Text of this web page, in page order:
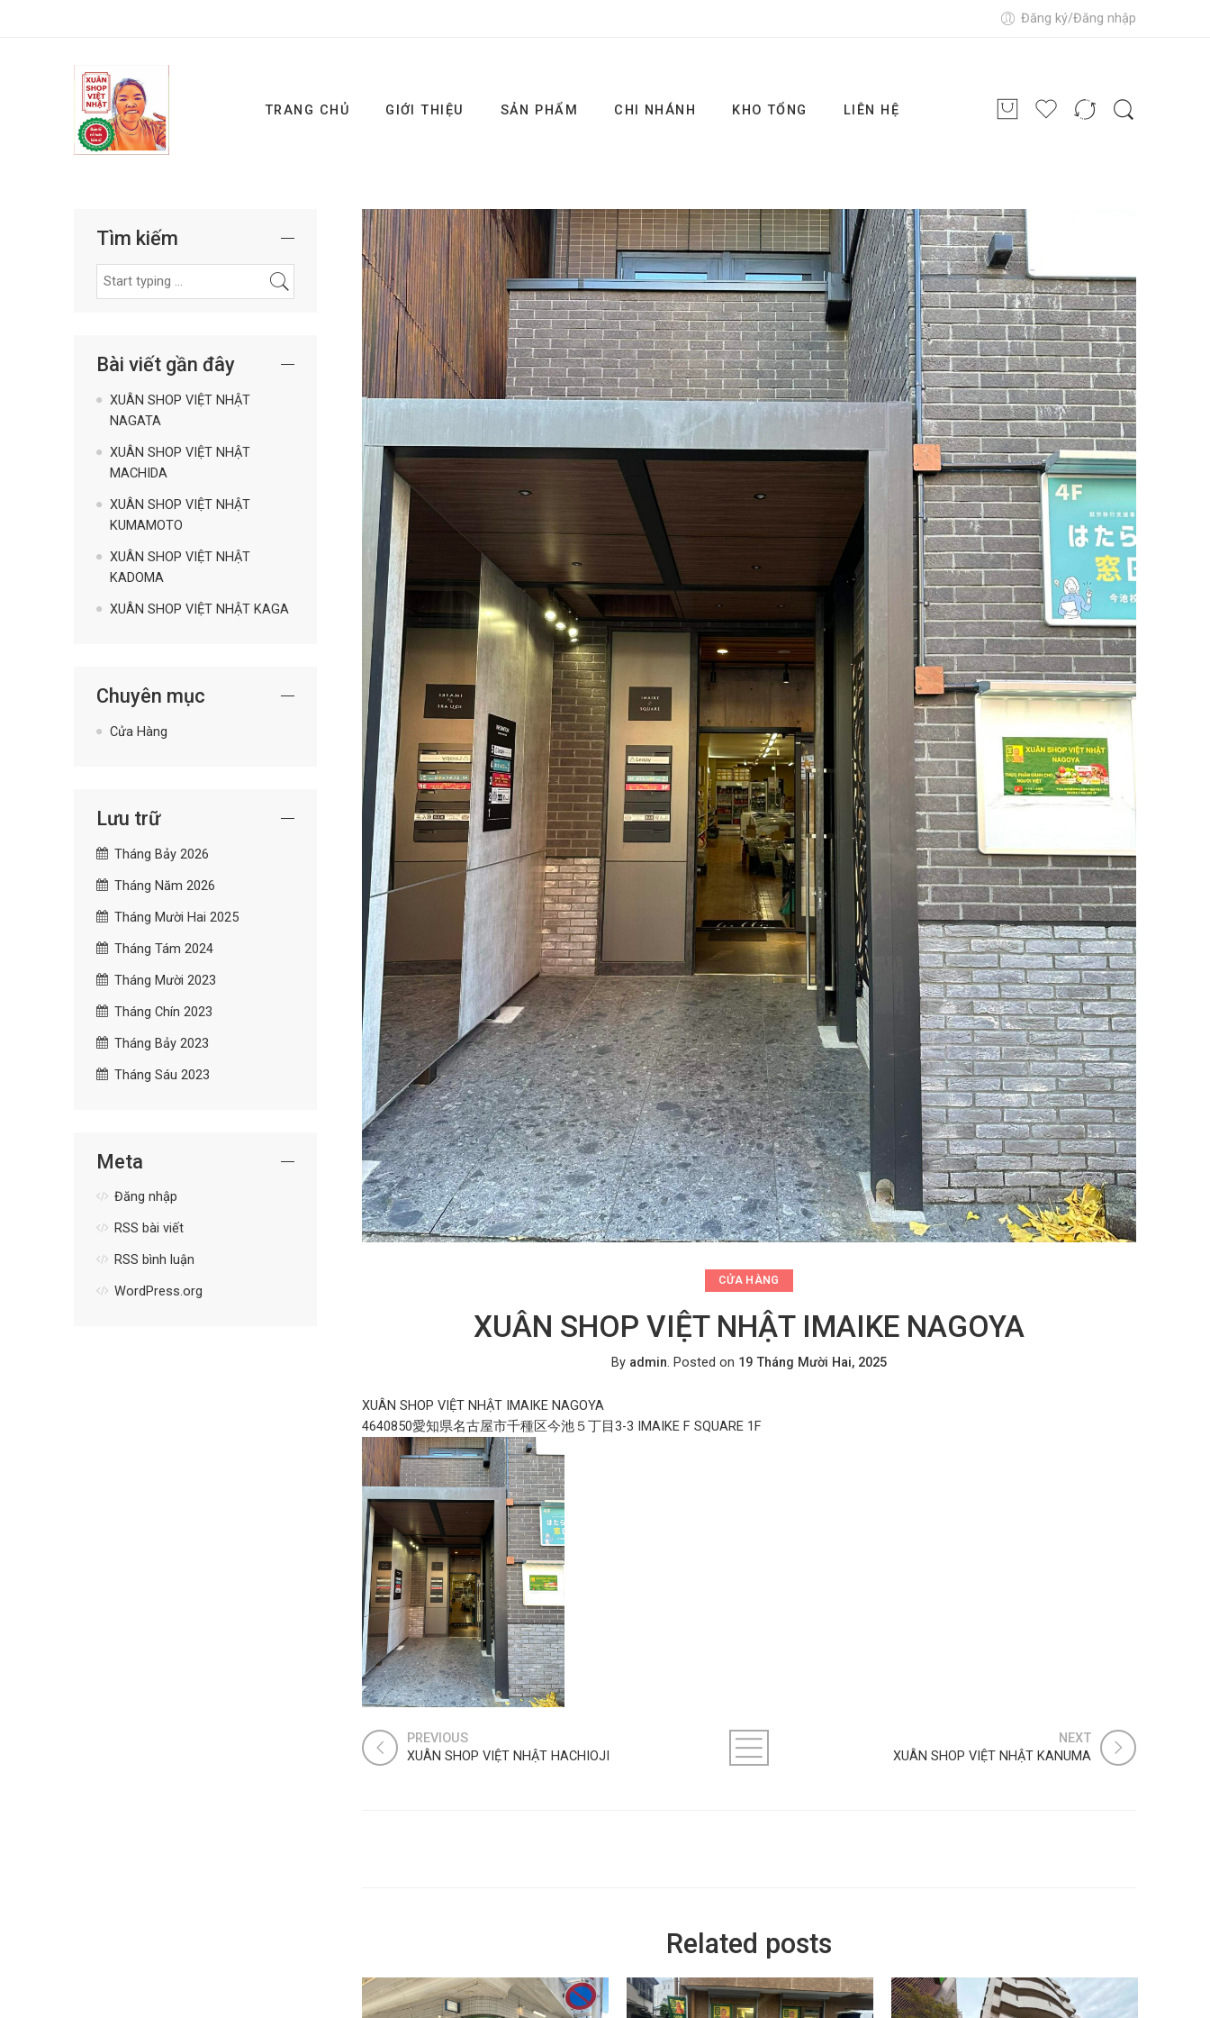
Đăng ký/Đăng nhập
TRANG CHỦ GIỚI THIỆU SẢN PHẨM CHI NHÁNH KHO TỔNG LIÊN HỆ
CỬA HÀNG
XUÂN SHOP VIỆT NHẬT IMAIKE NAGOYA
By admin. Posted on 19 Tháng Mười Hai, 2025
XUÂN SHOP VIỆT NHẬT IMAIKE NAGOYA
4640850愛知県名古屋市千種区今池５丁目3-3 IMAIKE F SQUARE 1F
PREVIOUS
XUÂN SHOP VIỆT NHẬT HACHIOJI
NEXT
XUÂN SHOP VIỆT NHẬT KANUMA
Related posts
Tìm kiếm
Bài viết gần đây
XUÂN SHOP VIỆT NHẬT
NAGATA
XUÂN SHOP VIỆT NHẬT
MACHIDA
XUÂN SHOP VIỆT NHẬT
KUMAMOTO
XUÂN SHOP VIỆT NHẬT
KADOMA
XUÂN SHOP VIỆT NHẬT KAGA
Chuyên mục
Cửa Hàng
Lưu trữ
Tháng Bảy 2026
Tháng Năm 2026
Tháng Mười Hai 2025
Tháng Tám 2024
Tháng Mười 2023
Tháng Chín 2023
Tháng Bảy 2023
Tháng Sáu 2023
Meta
Đăng nhập
RSS bài viết
RSS bình luận
WordPress.org